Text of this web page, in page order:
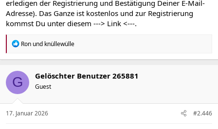
erledigen der Registrierung und Bestätigung Deiner E-Mail-
Adresse). Das Ganze ist kostenlos und zur Registrierung
kommst Du unter diesem ---> Link <---.
R
a
t
i
e
n
Ron und knüllewülle
G Gelöschter Benutzer 265881
Guest
17. Januar 2026 #2.446